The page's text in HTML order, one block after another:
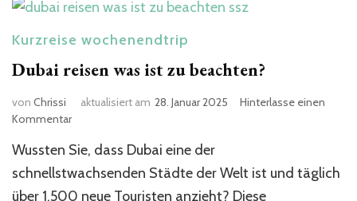
Kurzreise wochenendtrip
Dubai reisen was ist zu beachten?
von Chrissi aktualisiert am 28. Januar 2025
Hinterlasse einen
Kommentarzu
reisen
was
Wussten Sie, dass Dubai eine der
schnellstwachsenden Städte der Welt ist und täglich
über 1.500 neue Touristen anzieht? Diese